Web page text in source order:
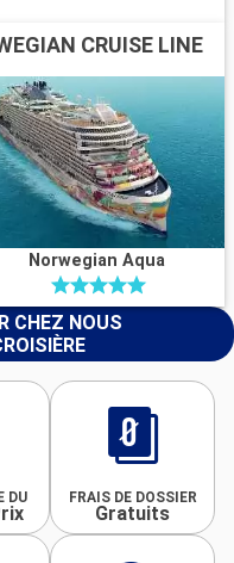
CRUISE LINE
Norwegian Aqua
CHEZ NOUS
DU FRAIS DE DOSSIER
Gratuits